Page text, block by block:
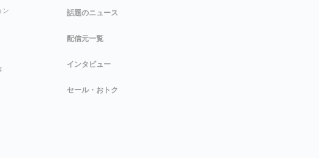
ン 話題のニュース
配信元一覧
インタビュー
セール・おトク